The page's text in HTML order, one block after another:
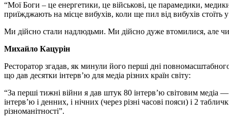
“Мої Боги – це енергетики, це військові, це парамедики,
приїжджають на місце вибухів, коли ще пил від вибухів стоїть
Ми дійсно стали надлюдьми. Ми дійсно дуже втомилися, але чи
Михайло Кацурін
Ресторатор згадав, як минули його перші дні
що дав десятки інтерв’ю для медіа різних країн світу:
“За перші тижні війни я дав штук 80 інтерв’ю світовим медіа
інтерв’ю і денних, і нічних (через різні часові пояси) і 2
різноманітності”.